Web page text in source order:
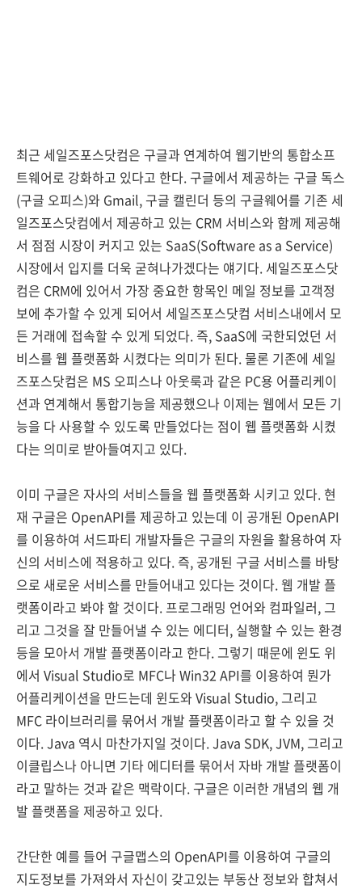
최근 세일즈포스닷컴은 구글과 연계하여 웹기반의 통합소프
트웨어로 강화하고 있다고 한다. 구글에서 제공하는 구글 독스
(구글 오피스)와 Gmail, 구글 캘린더 등의 구글웨어를 기존 세
일즈포스닷컴에서 제공하고 있는 CRM 서비스와 함께 제공해
서 점점 시장이 커지고 있는 SaaS(Software as a Service)
시장에서 입지를 더욱 굳혀나가겠다는 얘기다. 세일즈포스닷
컴은 CRM에 있어서 가장 중요한 항목인 메일 정보를 고객정
보에 추가할 수 있게 되어서 세일즈포스닷컴 서비스내에서 모
든 거래에 접속할 수 있게 되었다. 즉, SaaS에 국한되었던 서
비스를 웹 플랫폼화 시켰다는 의미가 된다. 물론 기존에 세일
즈포스닷컴은 MS 오피스나 아웃룩과 같은 PC용 어플리케이
션과 연계해서 통합기능을 제공했으나 이제는 웹에서 모든 기
능을 다 사용할 수 있도록 만들었다는 점이 웹 플랫폼화 시켰
다는 의미로 받아들여지고 있다.
이미 구글은 자사의 서비스들을 웹 플랫폼화 시키고 있다. 현
재 구글은 OpenAPI를 제공하고 있는데 이 공개된 OpenAPI
를 이용하여 서드파티 개발자들은 구글의 자원을 활용하여 자
신의 서비스에 적용하고 있다. 즉, 공개된 구글 서비스를 바탕
으로 새로운 서비스를 만들어내고 있다는 것이다. 웹 개발 플
랫폼이라고 봐야 할 것이다. 프로그래밍 언어와 컴파일러, 그
리고 그것을 잘 만들어낼 수 있는 에디터, 실행할 수 있는 환경
등을 모아서 개발 플랫폼이라고 한다. 그렇기 때문에 윈도 위
에서 Visual Studio로 MFC나 Win32 API를 이용하여 뭔가
어플리케이션을 만드는데 윈도와 Visual Studio, 그리고
MFC 라이브러리를 묶어서 개발 플랫폼이라고 할 수 있을 것
이다. Java 역시 마찬가지일 것이다. Java SDK, JVM, 그리고
이클립스나 아니면 기타 에디터를 묶어서 자바 개발 플랫폼이
라고 말하는 것과 같은 맥락이다. 구글은 이러한 개념의 웹 개
발 플랫폼을 제공하고 있다.
간단한 예를 들어 구글맵스의 OpenAPI를 이용하여 구글의
지도정보를 가져와서 자신이 갖고있는 부동산 정보와 합쳐서